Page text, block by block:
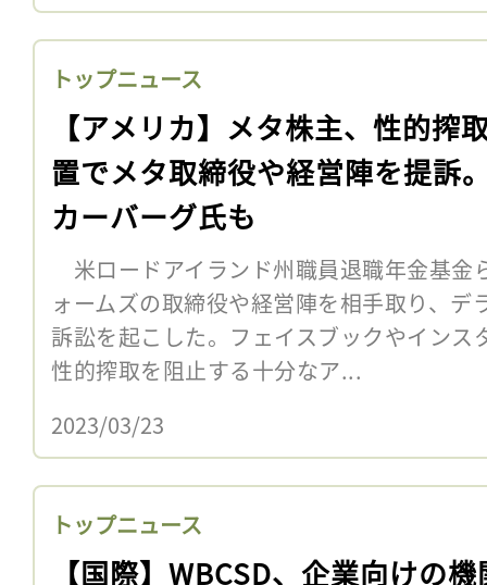
トップニュース
【アメリカ】メタ株主、性的搾
置でメタ取締役や経営陣を提訴
カーバーグ氏も
米ロードアイランド州職員退職年金基金
ォームズの取締役や経営陣を相手取り、デ
訴訟を起こした。フェイスブックやインス
性的搾取を阻止する十分なア...
2023/03/23
トップニュース
【国際】WBCSD、企業向けの